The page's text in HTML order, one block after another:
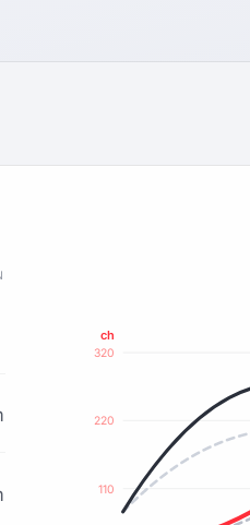
110
220
320
ch